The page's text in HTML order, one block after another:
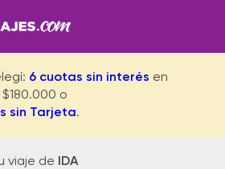
6 cuotas sin interés en
o
sin Tarjeta.
viaje de IDA